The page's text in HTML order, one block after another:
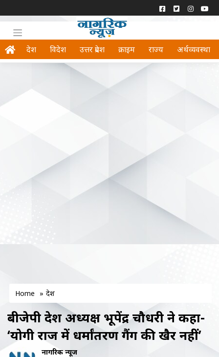
देश विदेश उत्तर प्रदेश क्राइम राज्य अर्थव्यवस्था
Home » देश
बीजेपी प्रदेश अध्यक्ष भूपेंद्र चौधरी ने कहा-
‘योगी राज में धर्मांतरण गैंग की खैर नहीं’
नागरिक न्यूज